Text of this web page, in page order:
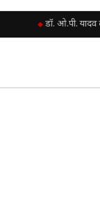
डॉ. ओ.पी. यादव